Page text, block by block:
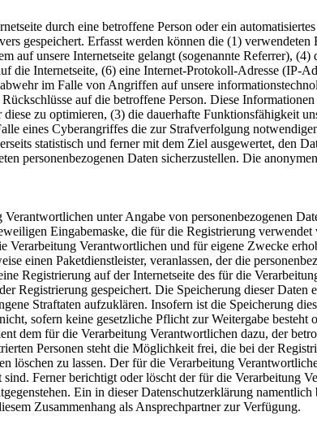
durch eine betroffene Person oder ein
gespeichert. Erfasst werden können die (1)
auf unsere Internetseite gelangt (sogenannte Referrer),
die Internetseite, (6) eine Internet-Protokoll-Adresse (IP-
im Falle von Angriffen auf unsere
auf die betroffene Person. Diese
zu optimieren, (3) die dauerhafte Funktionsfähigkeit
eines Cyberangriffes die zur Strafverfolgung
statistisch und ferner mit dem Ziel ausgewertet, den
personenbezogenen Daten sicherzustellen. Die
unter Angabe von personenbezogenen
Eingabemaske, die für die Registrierung
Verantwortlichen und für eigene Zwecke
einen Paketdienstleister, veranlassen, der die
Registrierung auf der Internetseite des für die
Registrierung gespeichert. Die Speicherung dieser
Straftaten aufzuklären. Insofern ist die Speicherung
sofern keine gesetzliche Pflicht zur Weitergabe
dem für die Verarbeitung Verantwortlichen dazu, der
Personen steht die Möglichkeit frei, die bei der
löschen zu lassen. Der für die Verarbeitung
Ferner berichtigt oder löscht der für die Verarbeitung
Ein in dieser Datenschutzerklärung
Zusammenhang als Ansprechpartner zur Verfügung.